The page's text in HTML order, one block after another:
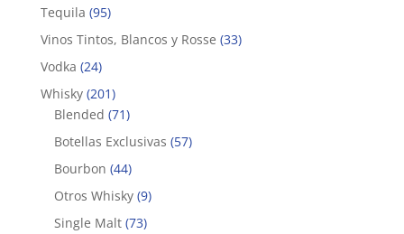
Tequila (95)
Vinos Tintos, Blancos y Rosse (33)
Vodka (24)
Whisky (201)
Blended (71)
Botellas Exclusivas (57)
Bourbon (44)
Otros Whisky (9)
Single Malt (73)